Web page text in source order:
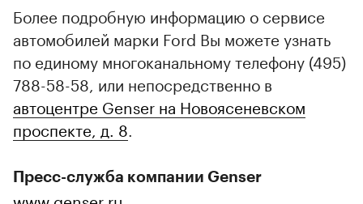
Более подробную информацию о сервисе
автомобилей марки Ford Вы можете узнать
по единому многоканальному телефону (495)
788-58-58, или непосредственно в
автоцентре Genser на Новоясеневском
проспекте, д. 8
Пресс-служба компании Genser